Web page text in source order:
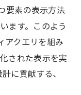
要素の表示方法
ます。このよう
アクエリを組み
された表示を実
に貢献する、